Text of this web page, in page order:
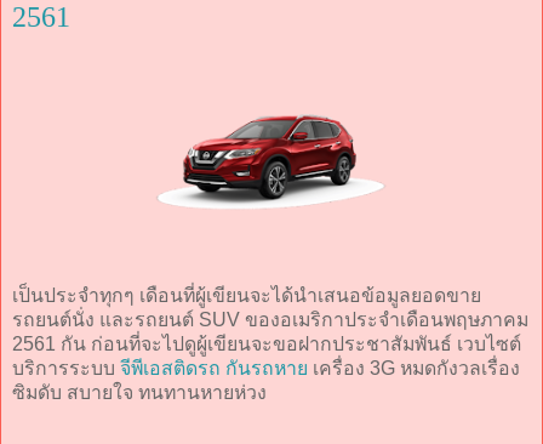
2561
เป็นประจำทุกๆ เดือนที่ผู้เขียนจะได้นำเสนอข้อมูลยอดขาย
รถยนต์นั่ง และรถยนต์ SUV ของอเมริกาประจำเดือนพฤษภาคม
2561 กัน ก่อนที่จะไปดูผู้เขียนจะขอฝากประชาสัมพันธ์ เวบไซต์
บริการระบบ จีพีเอสติดรถ กันรถหาย เครื่อง 3G หมดกังวลเรื่อง
ซิมดับ สบายใจ ทนทานหายห่วง